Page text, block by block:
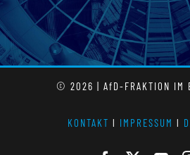
© 2026 | AfD-FRAKTION IM
KONTAKT l IMPRESSUM l